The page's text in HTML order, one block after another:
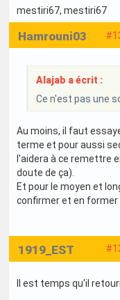
mestiri67, mestiri67
Hamrouni03
Alajab a écrit :
Ce n'est pas une
Au moins, il faut
terme et pour aussi
l'aidera à ce remettre
doute de ça).
Et pour le moyen et
confirmer et en former
1919_EST
Il est temps qu'il